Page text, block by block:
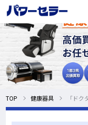
TOP 健康器具 「ド